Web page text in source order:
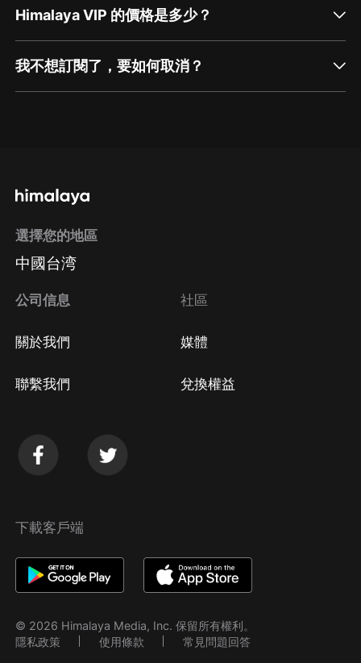
Himalaya VIP 的價格是多少？
我不想訂閱了，要如何取消？
方法 Google Play取消訂閱方法
選擇您的地區
中國台湾
公司信息
關於我們
聯繫我們
社區
媒體
兌換權益
下載客戶端
© 2026 Himalaya Media, Inc. 保留所有權利。
隱私政策
使用條款 常見問題回答